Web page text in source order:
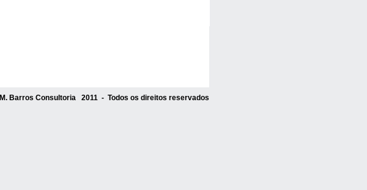
M. Barros Consultoria 2011 - Todos os direitos reservados